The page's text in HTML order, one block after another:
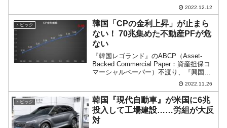
『Investing.com』より引用）。ちょいサ
ゲて始まりました。現在は陽線ですが、
ダブ...
2022.12.12
トピック
韓国「CPの金利上昇」が止まら
ない！ 70兆集めた不動産PFが危
ない
『韓国レゴランド』のABCP（Asset-
Backed Commercial Paper：資産担保コ
マーシャルペーパー）不渡り、『興国生
命』のドル建て永久債のコールスキップ
宣言によって、韓国の債権市場で金利が
急騰し、韓国企業の資金調達が困難...
2022.11.26
トピック
韓国『現代自動車』が米国に6兆
投入して工場建設……労組が大反
対